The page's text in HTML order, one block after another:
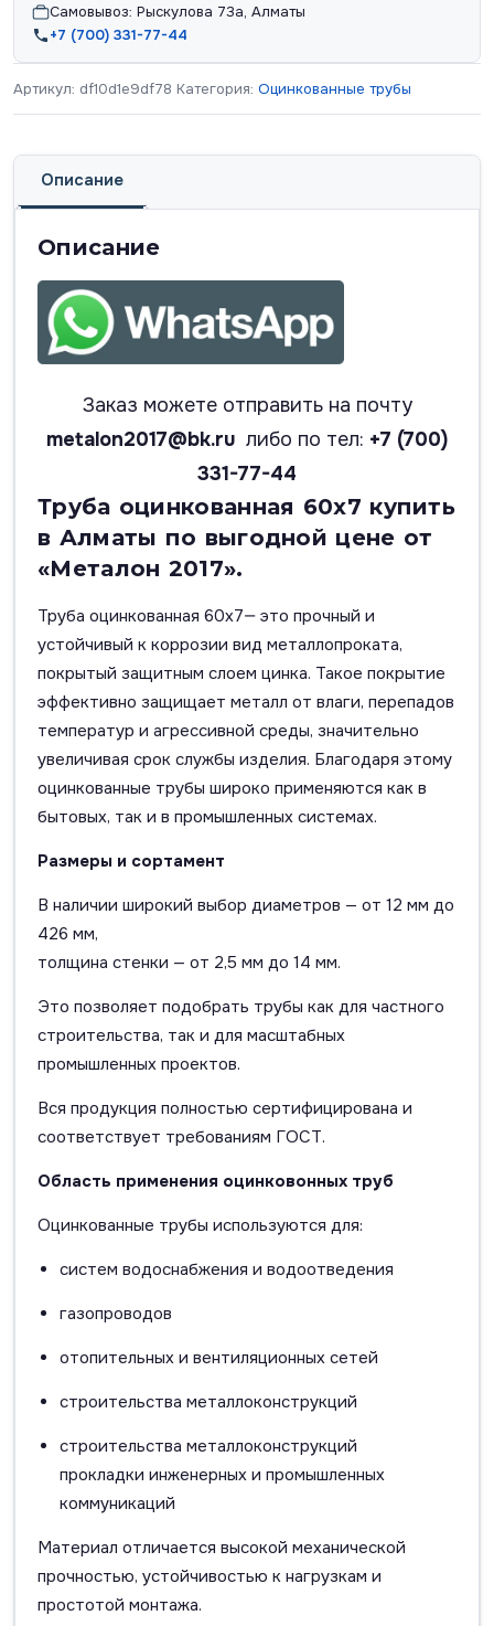
Самовывоз: Рыскулова 73а, Алматы
+7 (700) 331-77-44
Артикул: df10d1e9df78 Категория: Оцинкованные трубы
Описание
Описание
Заказ можете отправить на почту
metalon2017@bk.ru либо по тел: +7 (700)
331-77-44
Труба оцинкованная 60х7 купить
в Алматы по выгодной цене от
«Металон 2017».
Труба оцинкованная 60х7— это прочный и
устойчивый к коррозии вид металлопроката,
покрытый защитным слоем цинка. Такое покрытие
эффективно защищает металл от влаги, перепадов
температур и агрессивной среды, значительно
увеличивая срок службы изделия. Благодаря этому
оцинкованные трубы широко применяются как в
бытовых, так и в промышленных системах.
Размеры и сортамент
В наличии широкий выбор диаметров — от 12 мм до
426 мм,
толщина стенки — от 2,5 мм до 14 мм.
Это позволяет подобрать трубы как для частного
строительства, так и для масштабных
промышленных проектов.
Вся продукция полностью сертифицирована и
соответствует требованиям ГОСТ.
Область применения оцинковонных труб
Оцинкованные трубы используются для:
систем водоснабжения и водоотведения
газопроводов
отопительных и вентиляционных сетей
строительства металлоконструкций
строительства металлоконструкций
прокладки инженерных и промышленных
коммуникаций
Материал отличается высокой механической
прочностью, устойчивостью к нагрузкам и
простотой монтажа.